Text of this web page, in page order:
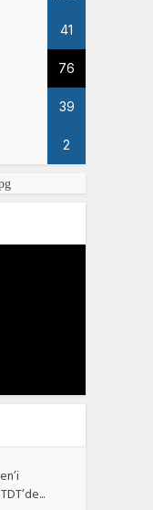
41
76
39
2